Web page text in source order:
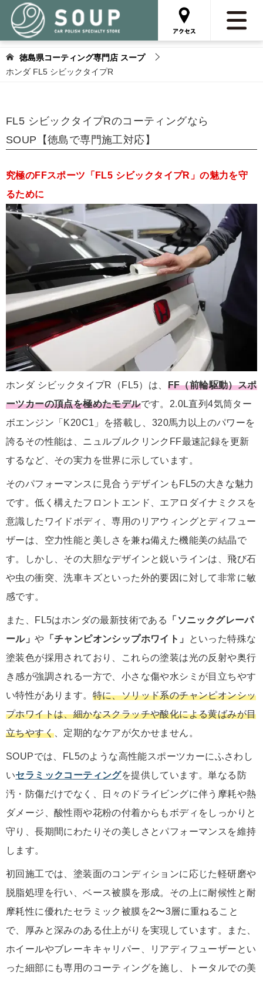
徳島県コーティング専門店 スープ
ホンダ FL5 シビックタイプR
FL5 シビックタイプRのコーティングなら
SOUP【徳島で専門施工対応】
究極のFFスポーツ「FL5 シビックタイプR」の魅力を守
るために
ホンダ シビックタイプR（FL5）は、 FF（前輪駆動）スポ
ーツカーの頂点を極めたモデルです。2.0L直列4気筒ター
ボエンジン「K20C1」を搭載し、320馬力以上のパワーを
誇るその性能は、ニュルブルクリンクFF最速記録を更新
するなど、その実力を世界に示しています。
そのパフォーマンスに見合うデザインもFL5の大きな魅力
です。低く構えたフロントエンド、エアロダイナミクスを
意識したワイドボディ、専用のリアウィングとディフュー
ザーは、空力性能と美しさを兼ね備えた機能美の結晶で
す。しかし、その大胆なデザインと鋭いラインは、飛び石
や虫の衝突、洗車キズといった外的要因に対して非常に敏
感です。
また、FL5はホンダの最新技術である
「ソニックグレーパ
ール」や 「チャンピオンシップホワイト」
といった特殊な
塗装色が採用されており、これらの塗装は光の反射や奥行
き感が強調される一方で、小さな傷や水シミが目立ちやす
い特性があります。 特に、ソリッド系のチャンピオンシッ
プホワイトは、細かなスクラッチや酸化による黄ばみが目
立ちやすく 、定期的なケアが欠かせません。
SOUPでは、FL5のような高性能スポーツカーにふさわし
いセラミックコーティングを提供しています。単なる防
汚・防傷だけでなく、日々のドライビングに伴う摩耗や熱
ダメージ、酸性雨や花粉の付着からもボディをしっかりと
守り、長期間にわたりその美しさとパフォーマンスを維持
します。
初回施工では、塗装面のコンディションに応じた軽研磨や
脱脂処理を行い、ベース被膜を形成。その上に耐候性と耐
摩耗性に優れたセラミック被膜を2〜3層に重ねること
で、厚みと深みのある仕上がりを実現しています。また、
ホイールやブレーキキャリパー、リアディフューザーとい
った細部にも専用のコーティングを施し、トータルでの美